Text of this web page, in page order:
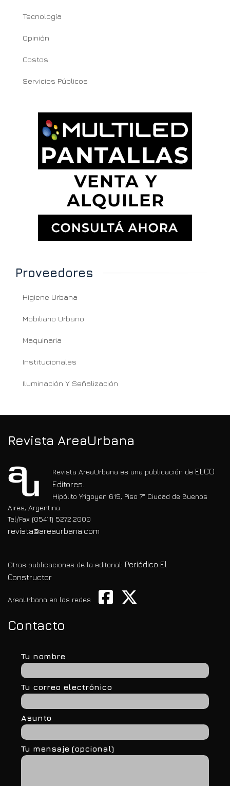
Tecnología
Opinión
Costos
Servicios Públicos
Proveedores
Higiene Urbana
Mobiliario Urbano
Maquinaria
Institucionales
Iluminación Y Señalización
Revista AreaUrbana
Revista AreaUrbana es una publicación de ELCO
Editores.
Hipólito Yrigoyen 615, Piso 7° Ciudad de Buenos
Aires, Argentina.
Tel/Fax (05411) 5272.2000
revista@areaurbana.com
Otras publicaciones de la editorial: Periódico El
Constructor
AreaUrbana en las redes
Contacto
Tu nombre
Tu correo electrónico
Asunto
Tu mensaje (opcional)